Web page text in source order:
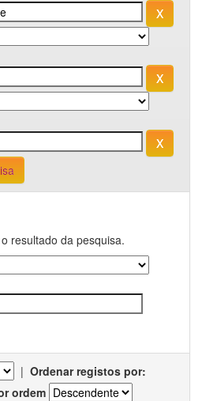
resultado da pesquisa.
| Ordenar registos por:
ordem